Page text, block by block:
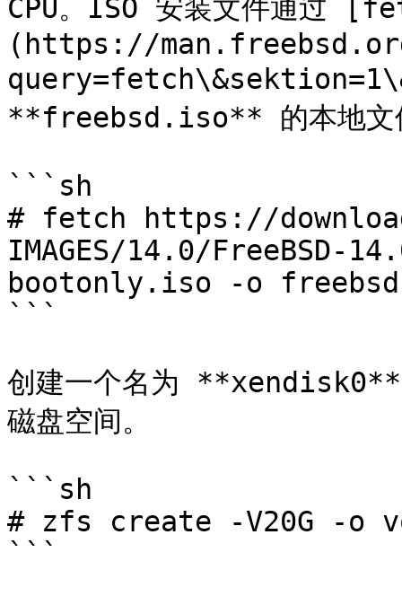
CPU。ISO 安装文件通过
(https://
**freebsd.iso** 的本地文
```sh
# fetch https://
IMAGES/14.0/FreeBSD-
bootonly.iso -o
```
创建一个名为 **xendisk0**
磁盘空间。
```sh
# zfs create -V20G -o
```